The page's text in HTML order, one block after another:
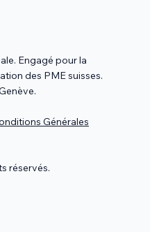
Engagé pour la
des PME suisses.
Générales
réservés.